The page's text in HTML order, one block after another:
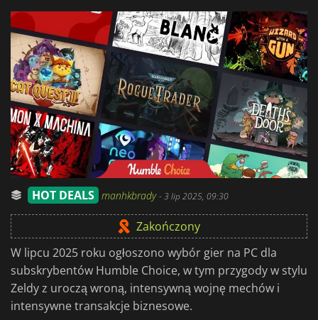
ZALOGUJ SIĘ LUB ZAREJESTRUJ
HOT DEALS manhkbrady-3 lip 2025, 09:30
Zakończony
W lipcu 2025 roku ogłoszono wybór gier na PC dla
subskrybentów Humble Choice, w tym przygody w stylu
Zeldy z uroczą wroną, intensywną wojnę mechów i
intensywne transakcje biznesowe.